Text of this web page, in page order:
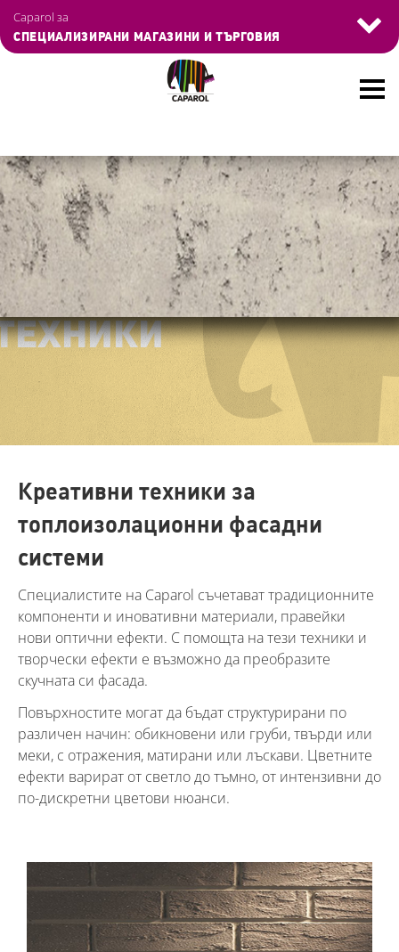
Skip
main
Caparol за
СПЕЦИАЛИЗИРАНИ МАГАЗИНИ И ТЪРГОВИЯ
Креативни техники за
топлоизолационни фасадни
системи
Специалистите на Caparol съчетават традиционните
компоненти и иновативни материали, правейки
нови оптични ефекти. С помощта на тези техники и
творчески ефекти е възможно да преобразите
скучната си фасада.
Повърхностите могат да бъдат структурирани по
различен начин: обикновени или груби, твърди или
меки, с отражения, матирани или лъскави. Цветните
ефекти варират от светло до тъмно, от интензивни до
по-дискретни цветови нюанси.
Управление на бисквитките